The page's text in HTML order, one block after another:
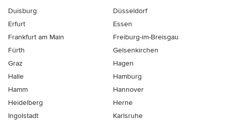
Duisburg
Düsseldorf
Erfurt
Essen
Frankfurt am Main
Freiburg-im-Breisgau
Fürth
Gelsenkirchen
Graz
Hagen
Halle
Hamburg
Hamm
Hannover
Heidelberg
Herne
Ingolstadt
Karlsruhe